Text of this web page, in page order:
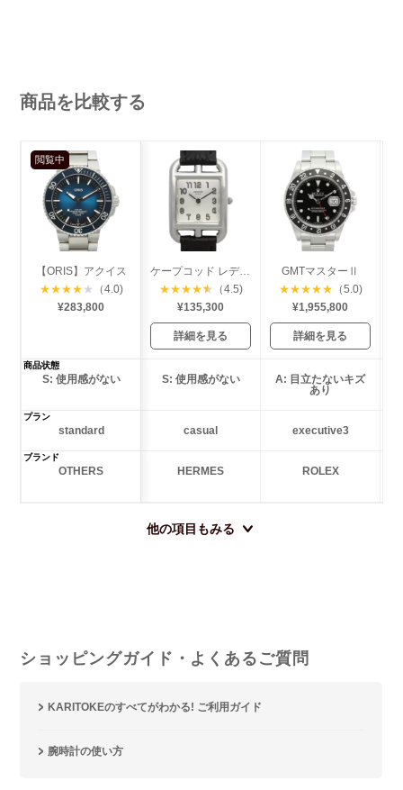
商品を比較する
閲覧中
【ORIS】アクイス
★★★★ ★
（4.0)
¥283,800
ケープコッド レディース
★★★★★
（4.5)
¥135,300
詳細を見る
GMTマスターⅡ
★★★★★ （5.0)
¥1,955,800
詳細を見る
商品状態
S: 使用感がない S: 使用感がない
A: 目立たないキズ
あり
プラン
standard casual executive3
ブランド
OTHERS HERMES ROLEX
他の項目もみる
ショッピングガイド・よくあるご質問
KARITOKEのすべてがわかる! ご利用ガイド
腕時計の使い方